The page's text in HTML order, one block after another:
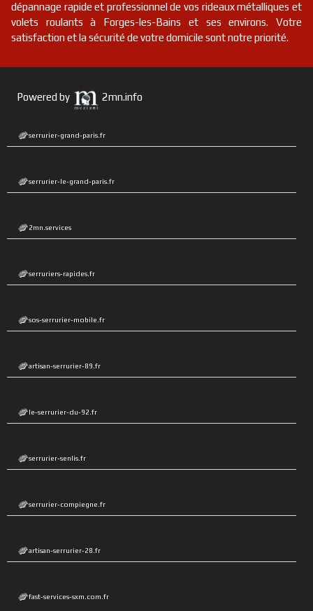
dépannage rapide et professionnel de vos rideaux métalliques et
volets roulants à Forges-les-Bains et ses environs. Votre
satisfaction et la sécurité de votre domicile sont notre priorité.
Powered by 2mn.info
serrurier-grand-paris.fr
serrurier-le-grand-paris.fr
2mn.services
serruriers-rapides.fr
sos-serrurier-mobile.fr
artisan-serrurier-89.fr
le-serrurier-du-92.fr
serrurier-senlis.fr
serrurier-compiegne.fr
artisan-serrurier-28.fr
fast-services-sxm.com.fr